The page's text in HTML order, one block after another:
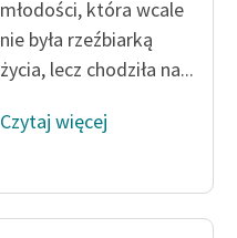
młodości, która wcale
nie była rzeźbiarką
życia, lecz chodziła na...
Czytaj więcej